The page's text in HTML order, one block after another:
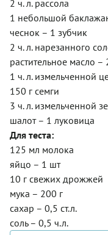
2 ч. л. рассола
1 небольшой
чеснок – 1 зубчик
2 ч. л. нарезанного
растительное масло –
1 ч. л. измельченной
150 г семги
3 ч. л. измельченной
шалот – 1 луковица
Для теста:
125 мл молока
яйцо – 1 шт
10 г свежих дрожжей
мука – 200 г
сахар – 0,5 ст.л.
соль – 0,5 ч.л.